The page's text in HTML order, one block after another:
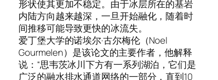
形状使其更加不稳定。由于冰层所在的基岩
内陆方向越来越深，一旦开始融化，随着时
间推移可能导致更快的冰流失。
爱丁堡大学的诺埃尔·古尔梅伦（Noel
Gourmelen）是该论文的主要作者，他解释
说：“思韦茨冰川下方有一系列湖泊，它们是
广泛的融水排水通道网络的一部分，直到10